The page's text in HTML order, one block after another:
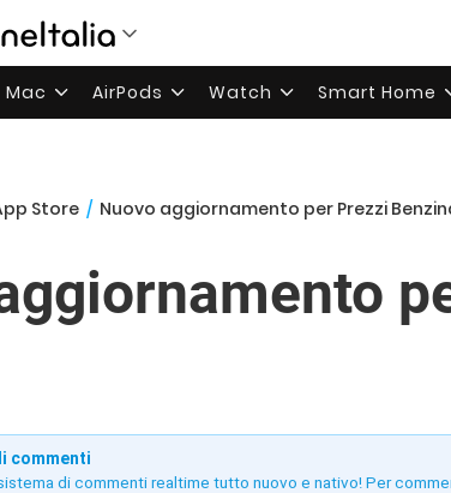
Mac AirPods Watch Smart Home
Store / Nuovo aggiornamento per Prezzi
commenti
di commenti realtime tutto nuovo e nativo! Per